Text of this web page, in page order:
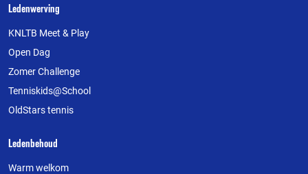
Over
deze
website
Ledenwerving
KNLTB Meet & Play
Open Dag
Zomer Challenge
Tenniskids@School
OldStars tennis
Ledenbehoud
Warm welkom